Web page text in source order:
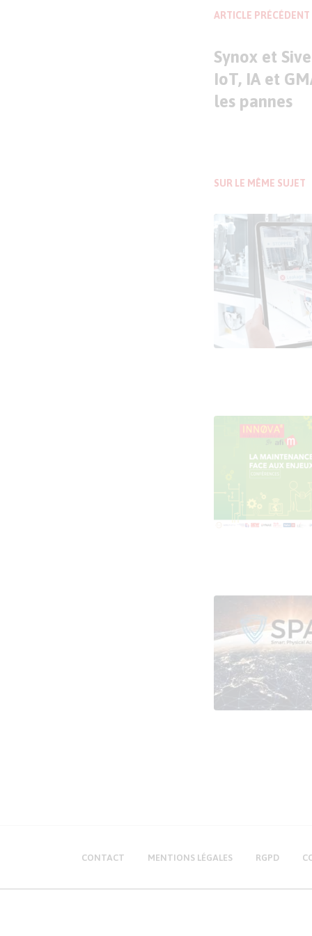
ARTICLE PRÉCÉDENT
Synox et
IoT, IA et
les pannes
SUR LE MÊME SUJET
CONTACT MENTIONS LÉGALES RGPD